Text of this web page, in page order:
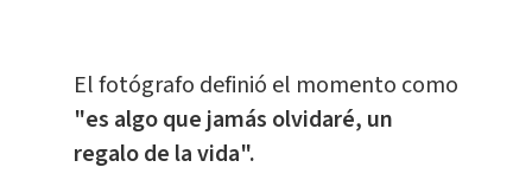
El fotógrafo definió el momento como
"es algo que jamás olvidaré, un
regalo de la vida".